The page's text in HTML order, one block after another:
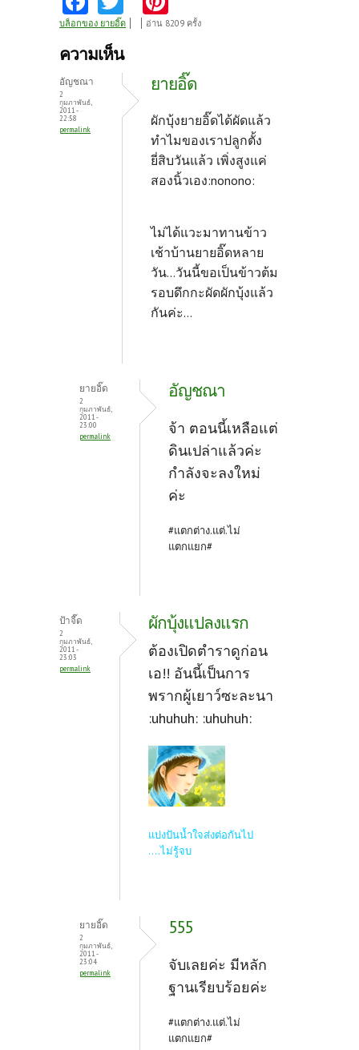
ce
b
o
o
k
w
itt
nt
es
t
บล็อกของ ยายอิ๊ด อ่าน 8209 ครั้ง
ความเห็น
อัญชณา
2
กุมภาพันธ์,
2011 -
22:58
permalink
ยายอิ๊ด
ผักบุ้งยายอิ๊ดได้ผัดแล้ว
ทำไมของเราปลูกตั้ง
ยี่สิบวันแล้ว เพิ่งสูงแค่
สองนิ้วเอง:nonono:
ไม่ได้แวะมาทานข้าว
เช้าบ้านยายอิ๊ดหลาย
วัน...วันนี้ขอเป็นข้าวต้ม
รอบดึกกะผัดผักบุ้งแล้ว
กันค่ะ...
ยายอิ๊ด
2
กุมภาพันธ์,
2011 -
23:00
permalink
อัญชณา
จ้า ตอนนี้เหลือแต่
ดินเปล่าแล้วค่ะ
กำลังจะลงใหม่
ค่ะ
#แตกต่าง.แต่.ไม่
แตกแยก#
ป้าจี๊ด
2
กุมภาพันธ์,
2011 -
23:03
permalink
ผักบุ้งแปลงแรก
ต้องเปิดตำราดูก่อน
เอ!! อันนี้เป็นการ
พรากผู้เยาว์ซะละนา
:uhuhuh: :uhuhuh:
แบ่งปันน้ำใจส่งต่อกันไป
....ไม่รู้จบ
ยายอิ๊ด
2
กุมภาพันธ์,
2011 -
23:04
permalink
555
จับเลยค่ะ มีหลัก
ฐานเรียบร้อยค่ะ
#แตกต่าง.แต่.ไม่
แตกแยก#